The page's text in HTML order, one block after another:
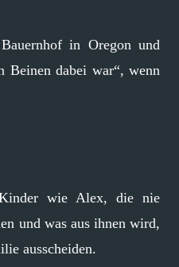
in Oregon und
Beinen dabei war“, wenn
wie Alex, die nie
und was aus ihnen wird,
ausscheiden.